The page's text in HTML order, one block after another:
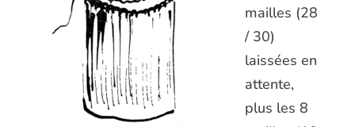
mailles (28
/ 30)
laissées en
attente,
plus les 8